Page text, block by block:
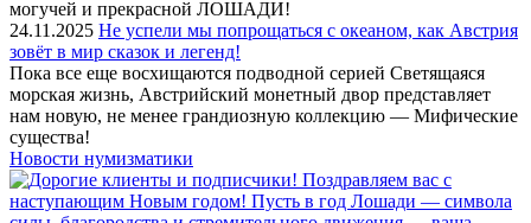
могучей и прекрасной ЛОШАДИ!
24.11.2025 Не успели мы попрощаться с океаном, как Австрия
зовёт в мир сказок и легенд!
Пока все еще восхищаются подводной серией Светящаяся
морская жизнь, Австрийский монетный двор представляет
нам новую, не менее грандиозную коллекцию — Мифические
существа!
Новости нумизматики